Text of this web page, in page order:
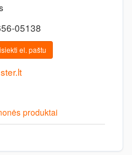
05138
el. paštu
produktai